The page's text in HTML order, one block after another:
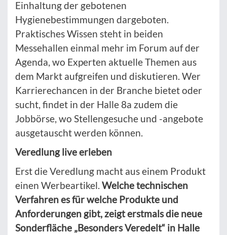
Einhaltung der gebotenen
Hygienebestimmungen dargeboten.
Praktisches Wissen steht in beiden
Messehallen einmal mehr im Forum auf der
Agenda, wo Experten aktuelle Themen aus
dem Markt aufgreifen und diskutieren. Wer
Karrierechancen in der Branche bietet oder
sucht, findet in der Halle 8a zudem die
Jobbörse, wo Stellengesuche und -angebote
ausgetauscht werden können.
Veredlung live erleben
Erst die Veredlung macht aus einem Produkt
einen Werbeartikel. Welche technischen
Verfahren es für welche Produkte und
Anforderungen gibt, zeigt erstmals die neue
Sonderfläche „Besonders Veredelt“ in Halle